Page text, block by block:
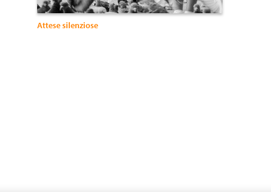
Attese silenziose